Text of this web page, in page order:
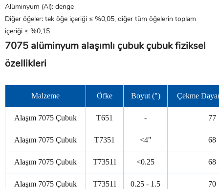
Alüminyum (Al): denge
Diğer öğeler: tek öğe içeriği ≤ %0,05, diğer tüm öğelerin toplam
içeriği ≤ %0,15
7075 alüminyum alaşımlı çubuk çubuk fiziksel
özellikleri
Malzeme Öfke Boyut (") Çekme
Alaşım 7075 Çubuk T651 - 77
Alaşım 7075 Çubuk T7351 <4" 68
Alaşım 7075 Çubuk T73511 <0.25 68
Alaşım 7075 Çubuk T73511 0.25 - 1.5 70